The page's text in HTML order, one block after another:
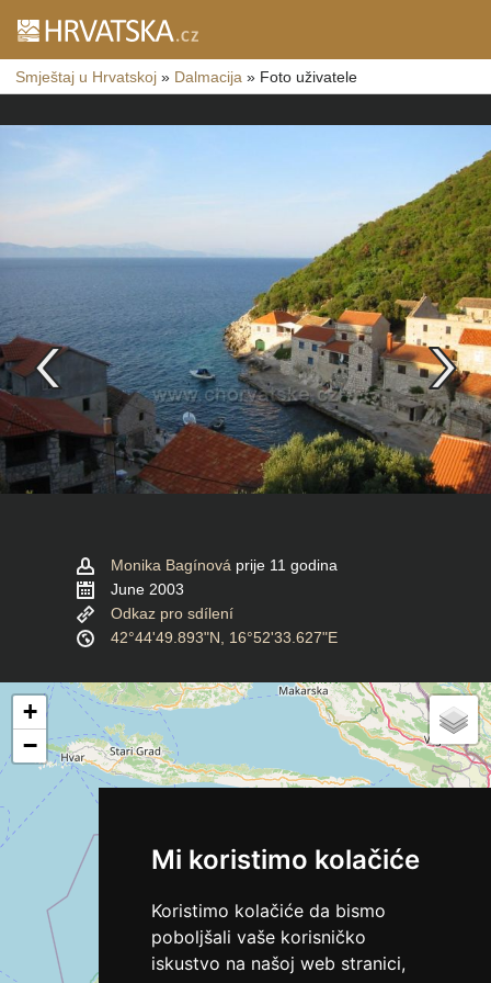
Mi koristimo kolačiće
Koristimo kolačiće da bismo
poboljšali vaše korisničko
iskustvo na našoj web stranici,
Smještaj u Hrvatskoj » Dalmacija » Foto uživatele
Monika Bagínová prije 11 godina
June 2003
Odkaz pro sdílení
42°44'49.893"N, 16°52'33.627"E
+
−